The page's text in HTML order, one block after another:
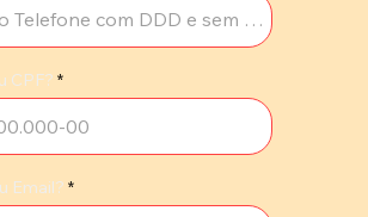
Email?
CPF?